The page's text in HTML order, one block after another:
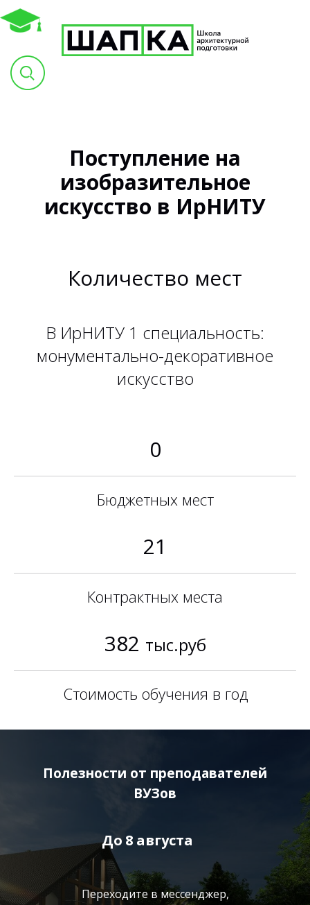
Поступление на
изобразительное
искусство в ИрНИТУ
Количество мест
В ИрНИТУ 1 специальность:
монументально-декоративное
искусство
0
Бюджетных мест
21
Контрактных места
382 тыс.руб
Стоимость обучения в год
Полезности от преподавателей
ВУЗов
Переходите в мессенджер,
8 августа
До